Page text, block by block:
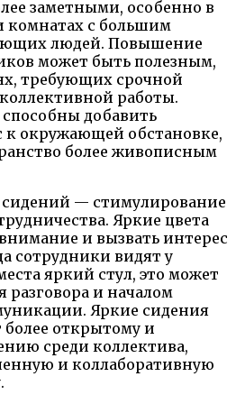
заметными, особенно в
комнатах с большим
людей. Повышение
может быть полезным,
требующих срочной
работы.
добавить
к окружающей обстановке,
более живописным
— стимулирование
Яркие цвета
и вызвать интерес
сотрудники видят у
яркий стул, это может
разговора и началом
Яркие сидения
открытому и
среди коллектива,
и коллаборативную